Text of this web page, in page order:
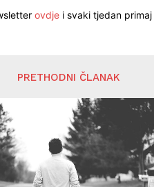
ovdje i svaki tjedan
PRETHODNI ČLANAK